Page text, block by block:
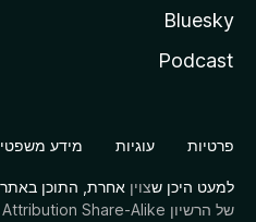
Bluesky
Podcast
פרטיות עוגיות מידע משפטי
למעט היכן שצוין אחרת, התוכן
של הרשיון Creative Commons Attribution Share-Alike